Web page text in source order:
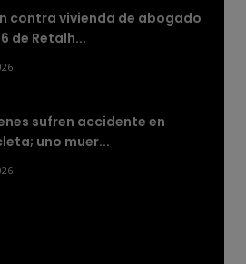
contra vivienda de abogado
de Retalh...
sufren accidente en
uno muer...